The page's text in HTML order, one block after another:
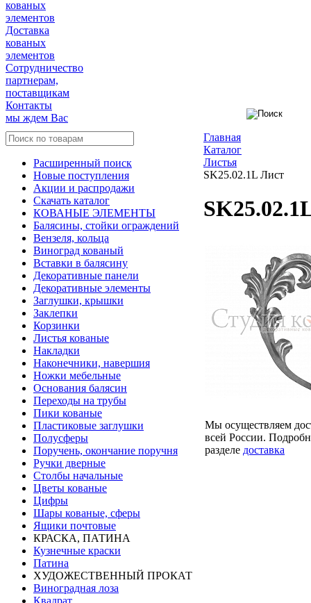
кованых
элементов
Доставка
кованых
элементов
Сотрудничество
партнерам,
поставщикам
Контакты
мы ждем Вас
Расширенный поиск
Новые поступления
Акции и распродажи
Скачать каталог
КОВАНЫЕ ЭЛЕМЕНТЫ
Балясины, стойки ограждений
Вензеля, кольца
Виноград кованый
Вставки в балясину
Декоративные панели
Декоративные элементы
Заглушки, крышки
Заклепки
Корзинки
Листья кованые
Накладки
Наконечники, навершия
Ножки мебельные
Основания балясин
Переходы на трубы
Пики кованые
Пластиковые заглушки
Полусферы
Поручень, окончание поручня
Ручки дверные
Столбы начальные
Цветы кованые
Цифры
Шары кованые, сферы
Ящики почтовые
КРАСКА, ПАТИНА
Кузнечные краски
Патина
ХУДОЖЕСТВЕННЫЙ ПРОКАТ
Виноградная лоза
Квадрат
Главная
Каталог
Листья
SK25.02.1L Лист
Мы осуществляем
всей России.
разделе доставка